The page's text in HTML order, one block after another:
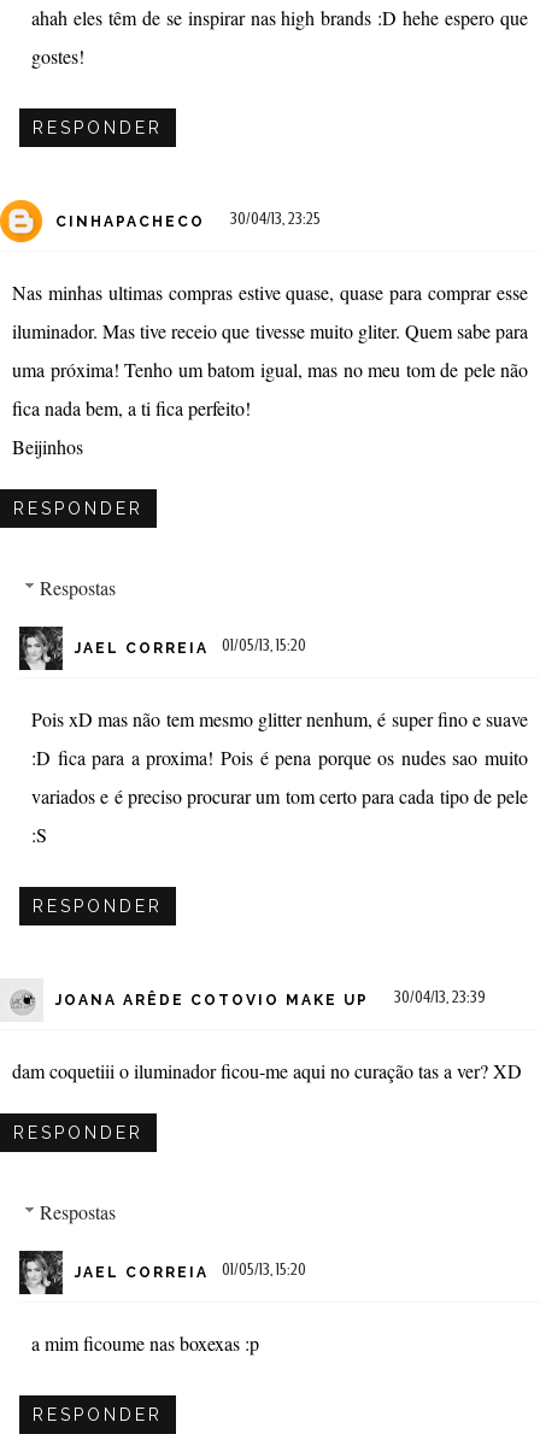
ahah eles têm de se inspirar nas high brands :D hehe espero que
gostes!
RESPONDER
CINHAPACHECO 30/04/13, 23:25
Nas minhas ultimas compras estive quase, quase para comprar esse
iluminador. Mas tive receio que tivesse muito gliter. Quem sabe para
uma próxima! Tenho um batom igual, mas no meu tom de pele não
fica nada bem, a ti fica perfeito!
Beijinhos
RESPONDER
Respostas
JAEL CORREIA 01/05/13, 15:20
Pois xD mas não tem mesmo glitter nenhum, é super fino e suave
:D fica para a proxima! Pois é pena porque os nudes sao muito
variados e é preciso procurar um tom certo para cada tipo de pele
:S
RESPONDER
JOANA ARÊDE COTOVIO MAKE UP 30/04/13, 23:39
dam coquetiii o iluminador ficou-me aqui no curação tas a ver? XD
RESPONDER
Respostas
JAEL CORREIA 01/05/13, 15:20
a mim ficoume nas boxexas :p
RESPONDER